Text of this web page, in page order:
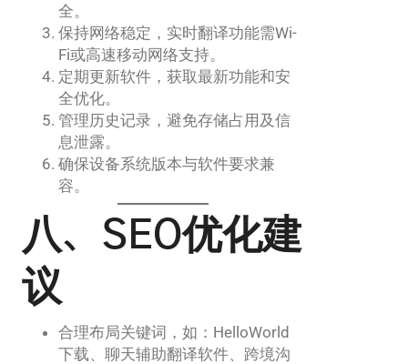
全。
保持网络稳定，实时翻译功能需Wi-
Fi或高速移动网络支持。
定期更新软件，获取最新功能和安
全优化。
管理历史记录，避免存储占用及信
息泄露。
确保设备系统版本与软件要求兼
容。
八、SEO优化建
议
合理布局关键词，如：HelloWorld
下载、聊天辅助翻译软件、跨境沟